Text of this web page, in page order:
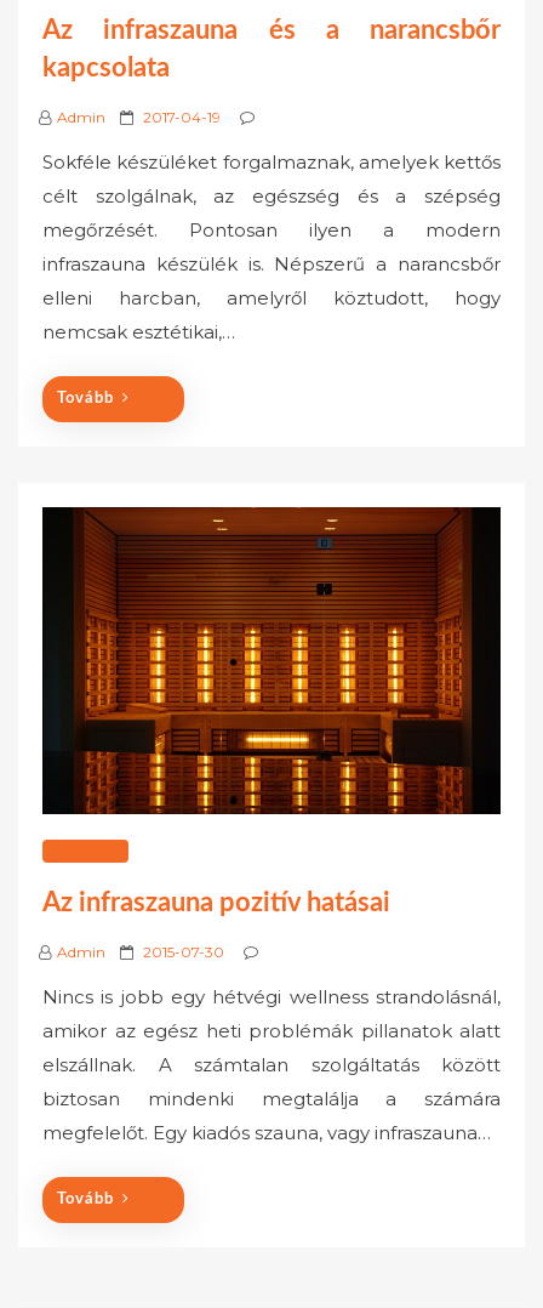
Az infraszauna és a narancsbőr
kapcsolata
Admin
P
s
t
e
d
2017-04-19
Sokféle készüléket forgalmaznak, amelyek kettős
célt szolgálnak, az egészség és a szépség
megőrzését. Pontosan ilyen a modern
infraszauna készülék is. Népszerű a narancsbőr
elleni harcban, amelyről köztudott, hogy
nemcsak esztétikai,…
Tovább
Az infraszauna pozitív hatásai
Admin
P
s
t
e
o
2015-07-30
Nincs is jobb egy hétvégi wellness strandolásnál,
amikor az egész heti problémák pillanatok alatt
elszállnak. A számtalan szolgáltatás között
biztosan mindenki megtalálja a számára
megfelelőt. Egy kiadós szauna, vagy infraszauna…
Tovább